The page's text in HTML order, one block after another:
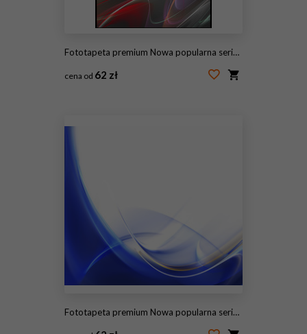
Fototapeta premium Nowa popularna seria. Nice Design
cena od 62 zł
Fototapeta premium Nowa popularna seria. Nice Design